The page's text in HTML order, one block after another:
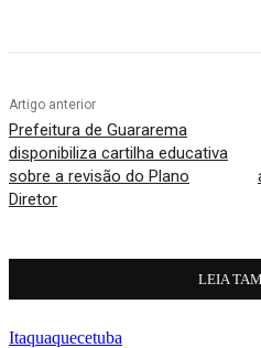
Artigo anterior
Prefeitura de Guararema
disponibiliza cartilha educativa
sobre a revisão do Plano
Diretor
LEIA
Itaquaquecetuba